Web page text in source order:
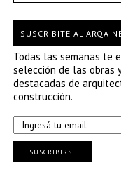
SUSCRIBITE AL ARQA
Todas las semanas te
selección de las obras
destacadas de
construcción.
SUSCRIBIRSE